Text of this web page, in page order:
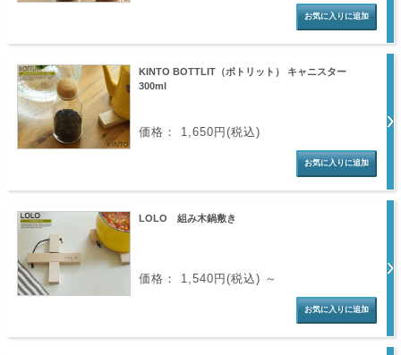
KINTO BOTTLIT（ボトリット） キャニスター
300ml
価格： 1,650円(税込)
LOLO 組み木鍋敷き
価格： 1,540円(税込) ～